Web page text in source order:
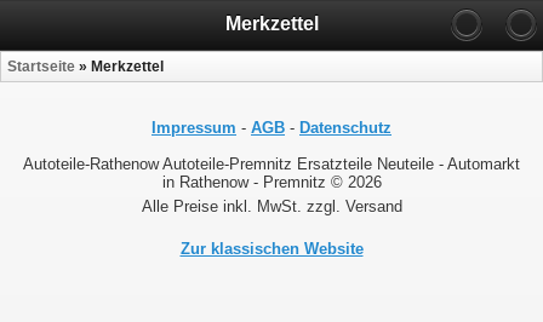
Merkzettel
Startseite » Merkzettel
Impressum - AGB - Datenschutz
Autoteile-Rathenow Autoteile-Premnitz Ersatzteile Neuteile - Automarkt
in Rathenow - Premnitz © 2026
Alle Preise inkl. MwSt. zzgl. Versand
Zur klassischen Website